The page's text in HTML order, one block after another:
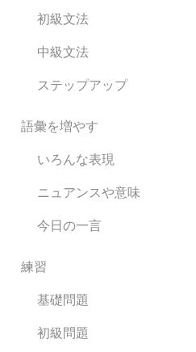
初級文法
中級文法
ステップアップ
語彙を増やす
いろんな表現
ニュアンスや意味
今日の一言
練習
基礎問題
初級問題